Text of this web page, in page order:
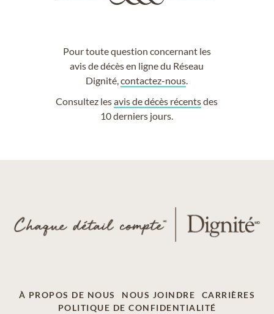
Pour toute question concernant les
avis de décès en ligne du Réseau
Dignité,contactez-nous
Consultez lesavis de décès récentsdes
10 derniers jours.
À PROPOS DE NOUS NOUS JOINDRE
CARRIÈRES
POLITIQUE DE CONFIDENTIALITÉ